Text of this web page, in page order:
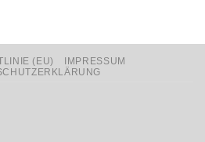
(EU)
IMPRESSUM